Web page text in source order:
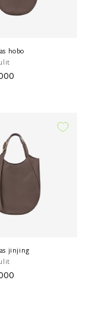
hobo
jinjing